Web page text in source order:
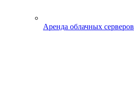
Аренда облачных серверов